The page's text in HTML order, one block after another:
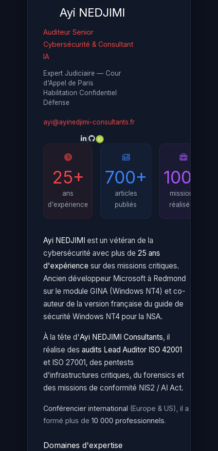
Ayi NEDJIMI
Auditeur Senior
Cybersécurité & Consultant
IA
Expert Judiciaire — Cour
d'Appel de Paris
Habilitation Confidentiel
Défense
ayi@ayinedjimi-consultants.fr
25+
ans
d'expérience
700+
articles
publiés
100+
missions
réalisées
Ayi NEDJIMI est un vétéran de la
cybersécurité avec plus de 25 ans
d'expérience sur des missions critiques.
Ancien développeur Microsoft à Redmond
sur le module GINA (Windows NT4) et co-
auteur de la version française du guide de
sécurité Windows NT4 pour la NSA.
À la tête d'Ayi NEDJIMI Consultants, il
réalise des audits Lead Auditor ISO 42001
et ISO 27001, des pentests
d'infrastructures critiques, du forensics et
des missions de conformité NIS2 / AI Act.
Conférencier international (Europe & US), il a
formé plus de 10 000 professionnels.
Domaines d'expertise